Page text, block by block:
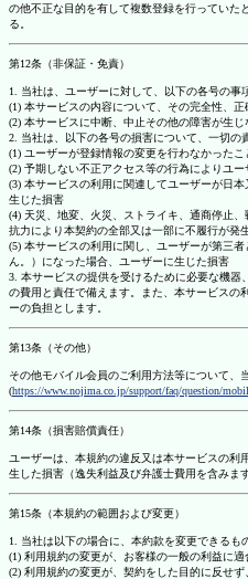
の他不正な目的を有して複数登録を行っていた
る。
第12条（非保証・免責）
1. 当社は、ユーザーに対して、以下の各号の事
(1) 本サービスの内容について、その完全性、
(2) 本サービスに中断、中止その他の障害が生じ
2. 当社は、以下の各号の損害について、一切の
(1) ユーザーが登録情報の変更を行わなかった
(2) 予期しない不正アクセス等の行為によりユ
(3) 本サービスの利用に関連してユーザーが日
生じた損害
(4) 天災、地変、火災、ストライキ、通商停止
抗力により本契約の全部又は一部に不履行が発
(5) 本サービスの利用に関し、ユーザーが第三
ん。）になった場合、ユーザーに生じた損害
3. 本サービスの提供を受けるために必要な機
の費用と責任で備えます。また、本サービスの
ーの負担とします。
第13条（その他）
その他モバイル会員のご利用方法等について、
(https://www.nojima.co.jp/support/faq/question/
第14条（損害賠償責任）
ユーザーは、本規約の違反又は本サービスの利
生した損害（逸失利益及び弁護士費用を含みま
第15条（本規約の範囲および変更）
1. 当社は以下の場合に、本約款を変更できるも
(1) 利用規約の変更が、お客様の一般の利益に適
(2) 利用規約の変更が、契約をした目的に反せ